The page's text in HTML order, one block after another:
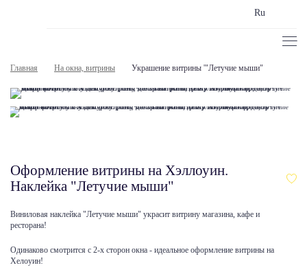
Ru
Главная На окна, витрины Украшение витрины '"Летучие мыши"
Оформление витрины на Хэллоуин.
Наклейка "Летучие мыши"
Виниловая наклейка "Летучие мыши" украсит витрину магазина, кафе и
ресторана!
Одинаково смотрится с 2-х сторон окна - идеальное оформление витрины на
Хелоуин!